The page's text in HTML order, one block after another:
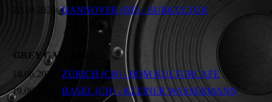
22.10.2026 HANNOVER (DE) - SUBKULTUR
GREY GALLOWS
18.06.2026
ZÜRICH (CH) - BQM KULTURCAFÉ
19.06.2026
BASEL (CH) - KLEINER WASSERMANN